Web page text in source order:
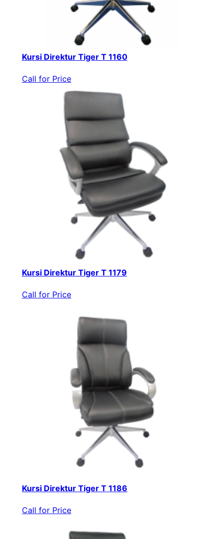
Kursi Direktur Tiger T 1160
Call for Price
Kursi Direktur Tiger T 1179
Call for Price
Kursi Direktur Tiger T 1186
Call for Price